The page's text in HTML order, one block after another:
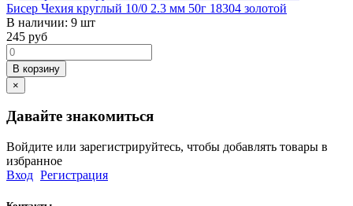
Бисер Чехия круглый 10/0 2.3 мм 50г 18304 золотой
В наличии: 9 шт
245 руб
В корзину
×
Давайте знакомиться
Войдите или зарегистрируйтесь, чтобы добавлять товары в
избранное
Вход Регистрация